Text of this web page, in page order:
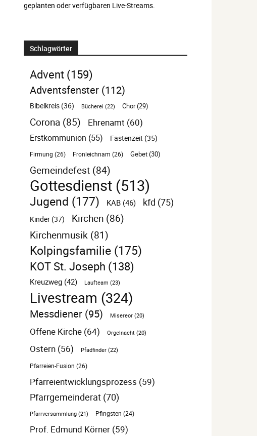
geplanten oder verfügbaren Live-Streams.
Schlagwörter
Advent(159)
Adventsfenster (112)
Bibelkreis (36) Bücherei (22) Chor(29)
Corona (85) Ehrenamt (60)
Erstkommunion (55) Fastenzeit (35)
Firmung (26) Fronleichnam (26) Gebet(30)
Gemeindefest (84)
Gottesdienst (513)
Jugend (177) KAB (46) kfd (75)
Kinder (37) Kirchen (86)
Kirchenmusik (81)
Kolpingsfamilie (175)
KOT St. Joseph (138)
Kreuzweg (42) Laufteam (23)
Livestream (324)
Messdiener (95) Misereor (20)
Offene Kirche (64) Orgelnacht (20)
Ostern (56) Pfadfinder (22)
Pfarreien-Fusion (26)
Pfarreientwicklungsprozess (59)
Pfarrgemeinderat (70)
Pfarrversammlung (21) Pfingsten (24)
Prof. Edmund Körner (59)